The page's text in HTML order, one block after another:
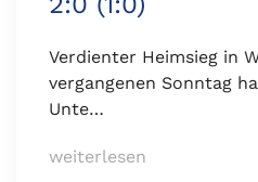
Verdienter Heimsieg in
vergangenen Sonntag
Unte…
weiterlesen